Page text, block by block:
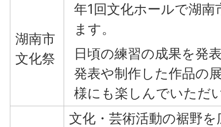
湖南市
文化祭
年1回文化ホールで湖
ます。
日頃の練習の成果を発
発表や制作した作品の
様にも楽しんでいただ
文化・芸術活動の裾野